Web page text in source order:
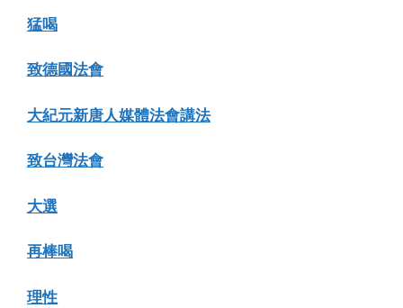
猛喝
致德國法會
大紀元新唐人媒體法會講法
致台灣法會
大選
再棒喝
理性